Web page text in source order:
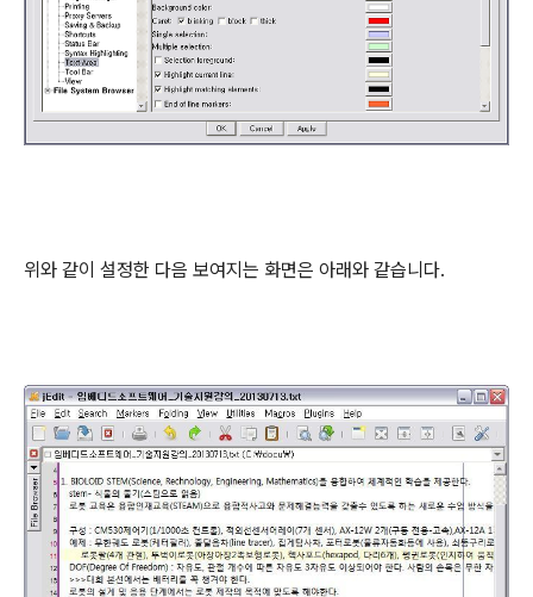
위와 같이 설정한 다음 보여지는 화면은 아래와 같습니다.